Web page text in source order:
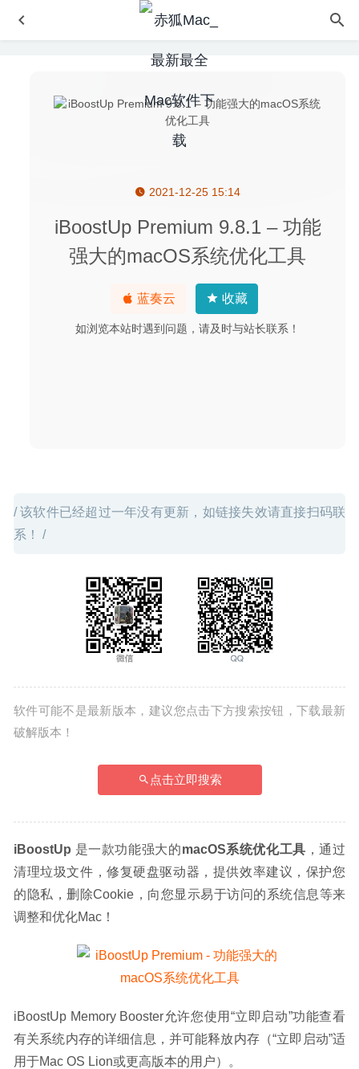
2021-12-25 15:14
iBoostUp Premium 9.8.1 – 功能
强大的macOS系统优化工具
蓝奏云 收藏
如浏览本站时遇到问题，请及时与站长联系！
/ 该软件已经超过一年没有更新，如链接失效请直接扫码联
系！ /
软件可能不是最新版本，建议您点击下方搜索按钮，下载最新
破解版本！
点击立即搜索
iBoostUp 是一款功能强大的macOS系统优化工具 ，通过
清理垃圾文件，修复硬盘驱动器，提供效率建议，保护您
的隐私，删除Cookie，向您显示易于访问的系统信息等来
调整和优化Mac！
iBoostUp Memory Booster允许您使用“立即启动”功能查看
有关系统内存的详细信息，并可能释放内存（“立即启动”适
用于Mac OS Lion或更高版本的用户）。
Artstudio Pro 2.3.24 – 绘画和照片编辑应用
Jump Desktop 9.1.21 – 远程桌面连接工具 2025-10-08
DropSync 3.2.6 – 快速方便的多平台文件管理同步软件
Cascadea 1.5.3 – 修改任意网站的外观样式